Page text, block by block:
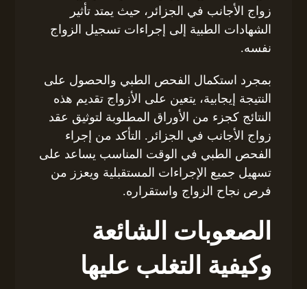
زواج الأجانب في الجزائر، حيث يمتد تأثير
الشهادات الطبية إلى إجراءات تسجيل الزواج
نفسه.
بمجرد استكمال الفحص الطبي والحصول على
النتيجة إيجابية، يتعين على الأزواج تقديم هذه
النتائج كجزء من الأوراق المطلوبة لتوثيق عقد
زواج الأجانب في الجزائر. التأكد من إجراء
الفحص الطبي في الوقت المناسب يساعد على
تسهيل جميع الإجراءات المستقبلية ويعزز من
فرص نجاح الزواج واستقراره.
الصعوبات الشائعة
وكيفية التغلب عليها